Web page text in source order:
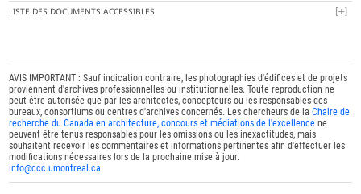
LISTE DES DOCUMENTS ACCESSIBLES
AVIS IMPORTANT : Sauf indication contraire, les photographies d'édifices et de projets
proviennent d'archives professionnelles ou institutionnelles. Toute reproduction ne
peut être autorisée que par les architectes, concepteurs ou les responsables des
bureaux, consortiums ou centres d'archives concernés. Les chercheurs de laChaire de
recherche du Canada en architecture, concours et médiations de l'excellence ne
peuvent être tenus responsables pour les omissions ou les inexactitudes, mais
souhaitent recevoir les commentaires et informations pertinentes afin d'effectuer les
modifications nécessaires lors de la prochaine mise à jour.
info@ccc.umontreal.ca